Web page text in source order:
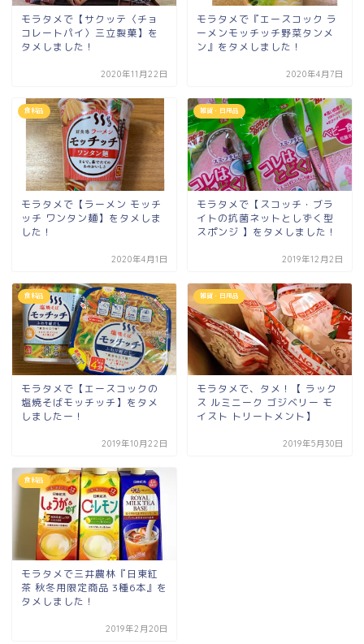
モラタメで【サクッテ〈チョ
コレートパイ〉三立製菓】を
タメしました！
2020年11月22日
モラタメで『エースコック ラ
ーメンモッチッチ野菜タンメ
ン』をタメしました！
2020年4月7日
食料品
モラタメで【ラーメン モッチ
ッチ ワンタン麺】をタメしま
した！
2020年4月1日
雑貨・日用品
モラタメで【スコッチ・ブラ
イトの抗菌ネットとしずく型
スポンジ 】をタメしました！
2019年12月2日
食料品
モラタメで【エースコックの
塩焼そばモッチッチ】をタメ
しましたー！
2019年10月22日
雑貨・日用品
モラタメで、タメ！【 ラック
ス ルミニーク ゴジベリー モ
イスト トリートメント】
2019年5月30日
食料品
モラタメで三井農林『日東紅
茶 秋冬用限定商品 3種6本』を
タメしました！
2019年2月20日